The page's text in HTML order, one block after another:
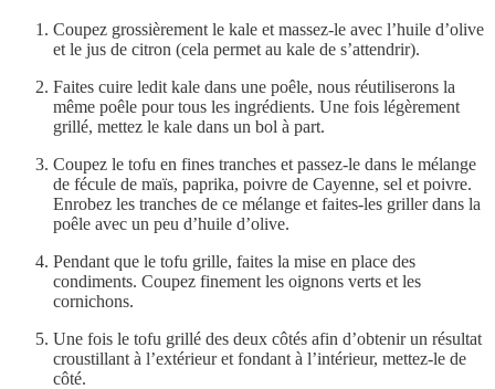
Coupez grossièrement le kale et massez-le avec l’huile d’olive
et le jus de citron (cela permet au kale de s’attendrir).
Faites cuire ledit kale dans une poêle, nous réutiliserons la
même poêle pour tous les ingrédients. Une fois légèrement
grillé, mettez le kale dans un bol à part.
Coupez le tofu en fines tranches et passez-le dans le mélange
de fécule de maïs, paprika, poivre de Cayenne, sel et poivre.
Enrobez les tranches de ce mélange et faites-les griller dans la
poêle avec un peu d’huile d’olive.
Pendant que le tofu grille, faites la mise en place des
condiments. Coupez finement les oignons verts et les
cornichons.
Une fois le tofu grillé des deux côtés afin d’obtenir un résultat
croustillant à l’extérieur et fondant à l’intérieur, mettez-le de
côté.